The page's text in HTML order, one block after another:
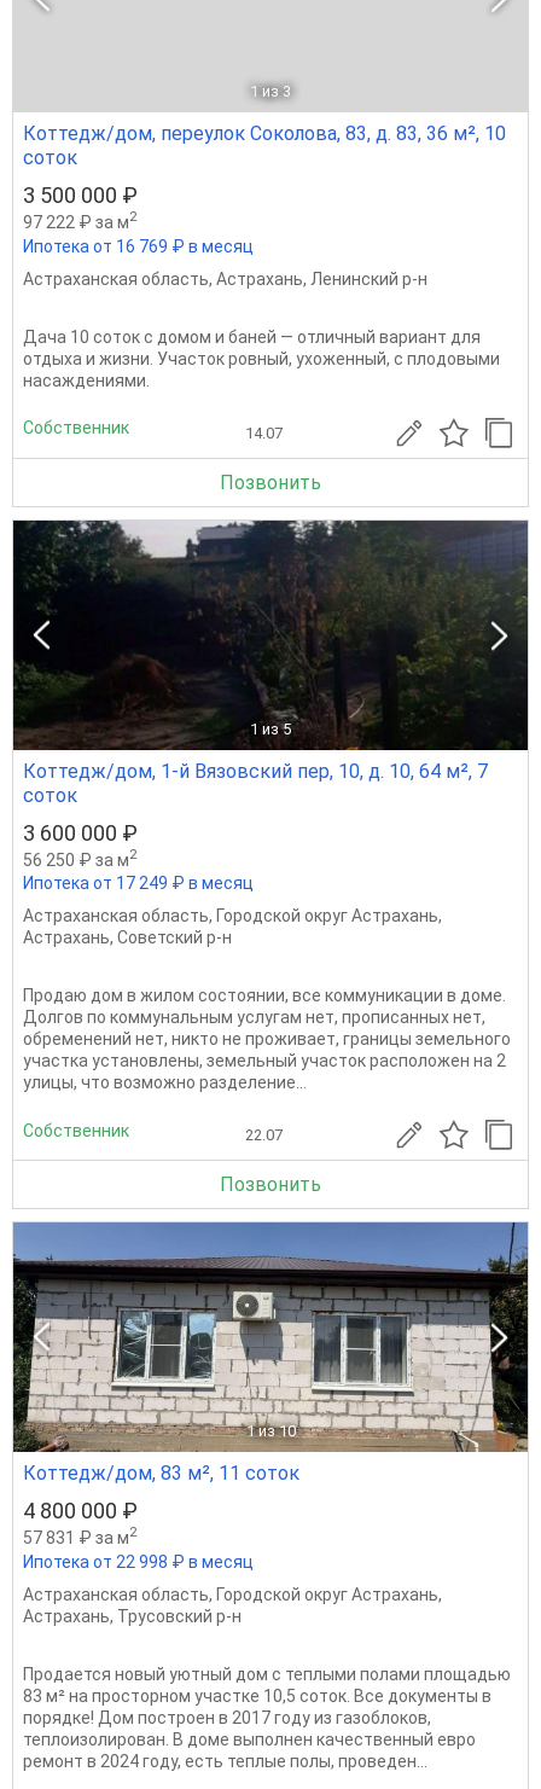
1 из 3
Коттедж/дом, переулок Соколова, 83, д. 83, 36 м², 10
соток
3 500 000 ₽
97 222 ₽ за м2
Ипотека от 16 769 ₽ в месяц
Астраханская область, Астрахань, Ленинский р-н
Дача 10 соток с домом и баней — отличный вариант для
отдыха и жизни. Участок ровный, ухоженный, с плодовыми
насаждениями.
Собственник 14.07
Позвонить
1 из 5
Коттедж/дом, 1-й Вязовский пер, 10, д. 10, 64 м², 7
соток
3 600 000 ₽
56 250 ₽ за м2
Ипотека от 17 249 ₽ в месяц
Астраханская область, Городской округ Астрахань,
Астрахань, Советский р-н
Продаю дом в жилом состоянии, все коммуникации в доме.
Долгов по коммунальным услугам нет, прописанных нет,
обременений нет, никто не проживает, границы земельного
участка установлены, земельный участок расположен на 2
улицы, что возможно разделение...
Собственник 22.07
Позвонить
1 из 10
Коттедж/дом, 83 м², 11 соток
4 800 000 ₽
57 831 ₽ за м2
Ипотека от 22 998 ₽ в месяц
Астраханская область, Городской округ Астрахань,
Астрахань, Трусовский р-н
Продается новый уютный дом с теплыми полами площадью
83 м² на просторном участке 10,5 соток. Все документы в
порядке! Дом построен в 2017 году из газоблоков,
теплоизолирован. В доме выполнен качественный евро
ремонт в 2024 году, есть теплые полы, проведен...